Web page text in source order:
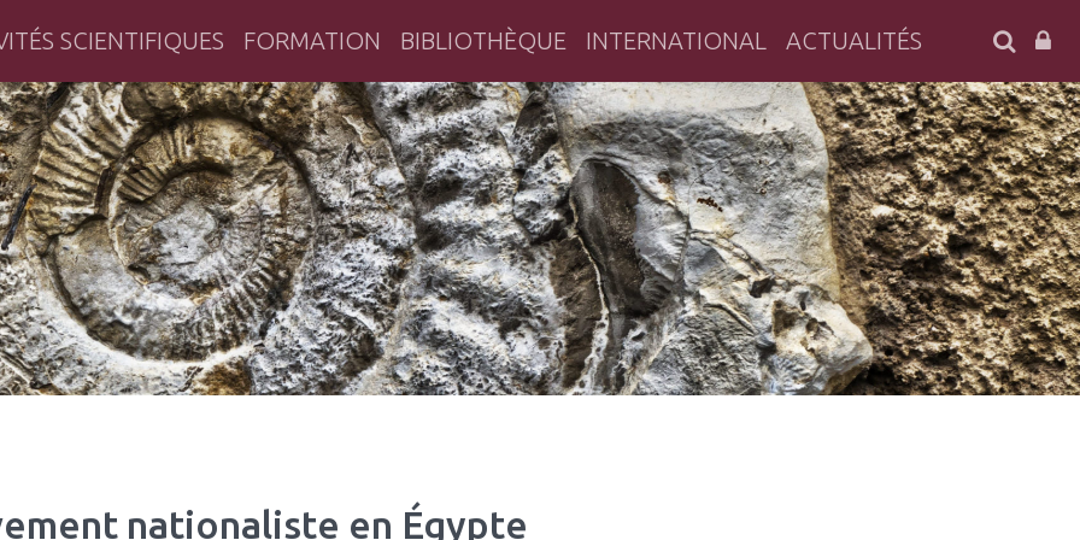
historique en Bretagne
SCIENTIFIQUES FORMATION BIBLIOTHÈQUE INTERNATIONAL ACTUALITÉS
nationaliste en Égypte